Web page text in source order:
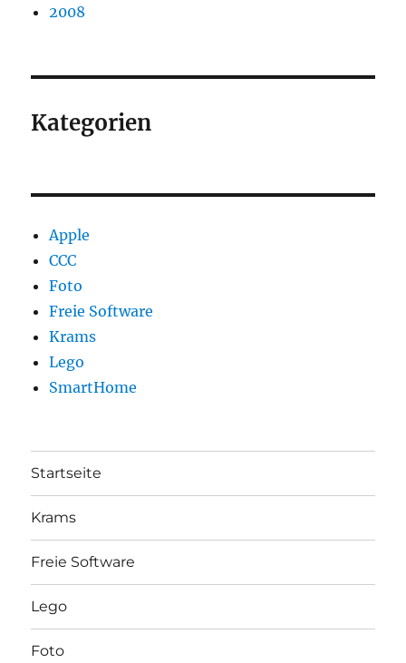
2008
Kategorien
Apple
CCC
Foto
Freie Software
Krams
Lego
SmartHome
Startseite
Krams
Freie Software
Lego
Foto